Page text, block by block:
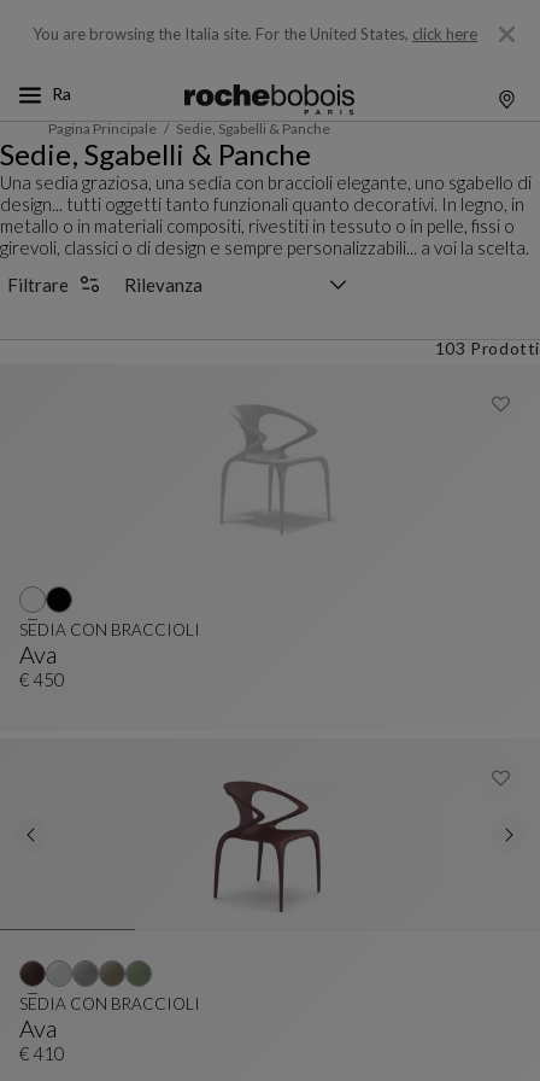
You are browsing the Italia site. For the United States, click here
Pagina Principale Sedie, Sgabelli & Panche
Sedie, Sgabelli & Panche
Una sedia graziosa, una sedia con braccioli elegante, uno sgabello di
design... tutti oggetti tanto funzionali quanto decorativi. In legno, in
metallo o in materiali compositi, rivestiti in tessuto o in pelle, fissi o
girevoli, classici o di design e sempre personalizzabili... a voi la scelta.
Filtrare
103 Prodotti
Ava
SEDIA CON BRACCIOLI
Vedi La Descrizione Completa
SEDIA CON BRACCIOLI
€ 450
Ava
SEDIA CON BRACCIOLI
Vedi La Descrizione Completa
SEDIA CON BRACCIOLI
€ 410